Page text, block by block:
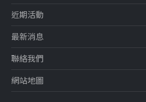
近期活動
最新消息
聯絡我們
網站地圖